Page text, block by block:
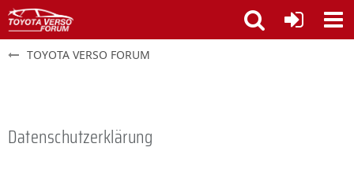
TOYOTA VERSO FORUM
Datenschutzerklärung